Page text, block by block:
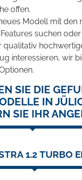
offen.
Modell mit den
suchen
qualitativ
interessieren, wir
SIE DIE
IN
SIE IHR
1.2 TURBO